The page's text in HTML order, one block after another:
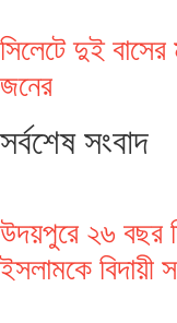
সিলেটে দুই
জনের
সর্বশেষ সংবাদ
উদয়পুরে ২৬ বছর
ইসলামকে বিদায়ী